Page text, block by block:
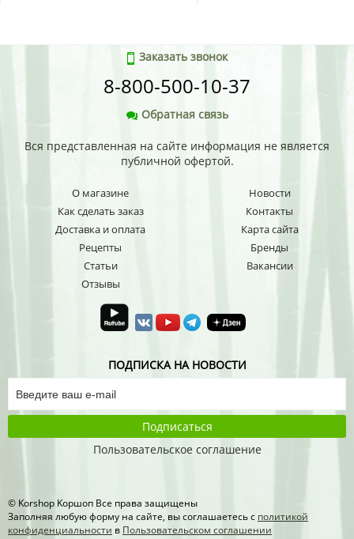
Заказать звонок
8-800-500-10-37
Обратная связь
Вся представленная на сайте информация не является
публичной офертой.
О магазине
Как сделать заказ
Доставка и оплата
Рецепты
Статьи
Отзывы
Новости
Контакты
Карта сайта
Бренды
Вакансии
ПОДПИСКА НА НОВОСТИ
Подписаться
Пользовательское соглашение
© Korshop Koршоп Все права защищены
Заполняя любую форму на сайте, вы соглашаетесь с политикой
конфиденциальности в Пользовательском соглашении